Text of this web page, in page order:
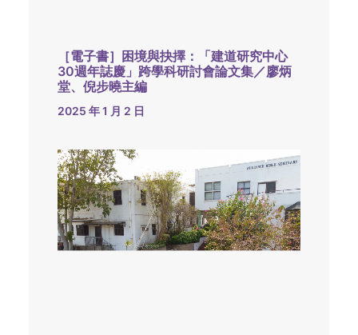
［電子書］困境與抉擇：「建道研究中心
30週年誌慶」跨學科研討會論文集／廖炳
堂、倪步曉主編
2025 年 1 月 2 日